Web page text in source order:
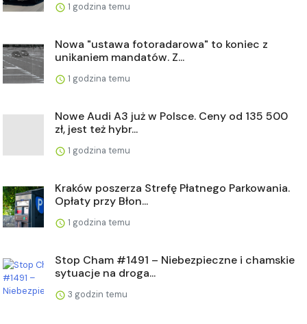
1 godzina temu
Nowa "ustawa fotoradarowa" to koniec z
unikaniem mandatów. Z...
1 godzina temu
Nowe Audi A3 już w Polsce. Ceny od 135 500
zł, jest też hybr...
1 godzina temu
Kraków poszerza Strefę Płatnego Parkowania.
Opłaty przy Błon...
1 godzina temu
Stop Cham #1491 – Niebezpieczne i chamskie
sytuacje na droga...
3 godzin temu